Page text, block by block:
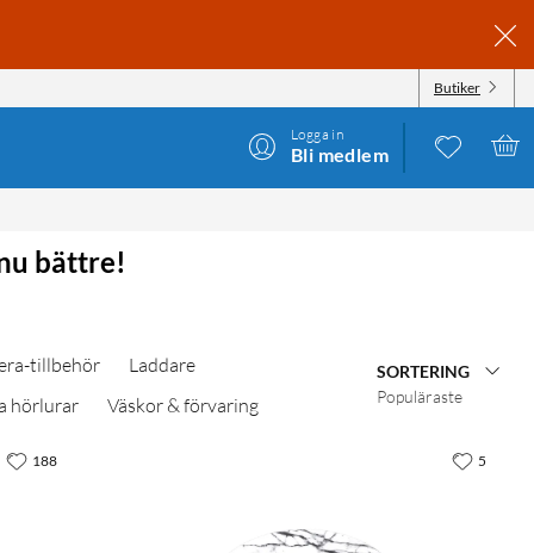
Butiker
Logga in
Bli medlem
bättre!
tillbehör
Laddare
hörlurar
Väskor & förvaring
SORTERING
Populäraste
188 5